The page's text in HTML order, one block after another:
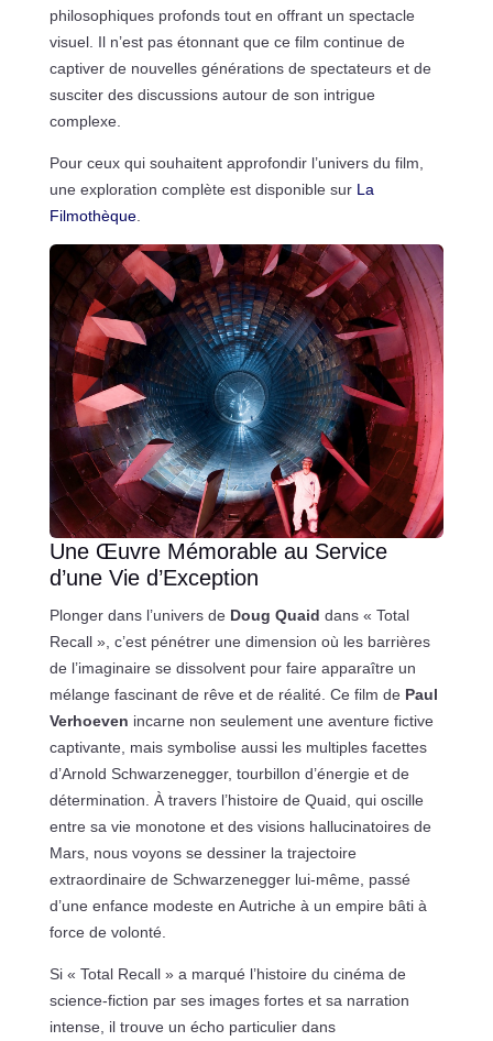
philosophiques profonds tout en offrant un spectacle
visuel. Il n’est pas étonnant que ce film continue de
captiver de nouvelles générations de spectateurs et de
susciter des discussions autour de son intrigue
complexe.
Pour ceux qui souhaitent approfondir l’univers du film,
une exploration complète est disponible sur La
Filmothèque.
Une Œuvre Mémorable au Service
d’une Vie d’Exception
Plonger dans l’univers de Doug Quaid dans « Total
Recall », c’est pénétrer une dimension où les barrières
de l’imaginaire se dissolvent pour faire apparaître un
mélange fascinant de rêve et de réalité. Ce film de Paul
Verhoeven incarne non seulement une aventure fictive
captivante, mais symbolise aussi les multiples facettes
d’Arnold Schwarzenegger, tourbillon d’énergie et de
détermination. À travers l’histoire de Quaid, qui oscille
entre sa vie monotone et des visions hallucinatoires de
Mars, nous voyons se dessiner la trajectoire
extraordinaire de Schwarzenegger lui-même, passé
d’une enfance modeste en Autriche à un empire bâti à
force de volonté.
Si « Total Recall » a marqué l’histoire du cinéma de
science-fiction par ses images fortes et sa narration
intense, il trouve un écho particulier dans